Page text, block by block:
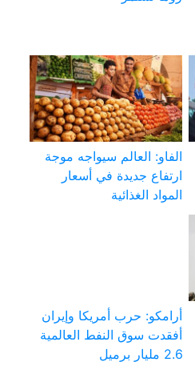
الفاو: العالم سيواجه موجة
ارتفاع جديدة في أسعار
المواد الغذائية
أرامكو: حرب أمريكا وإيران
أفقدت سوق النفط العالمية
2.6 مليار برميل